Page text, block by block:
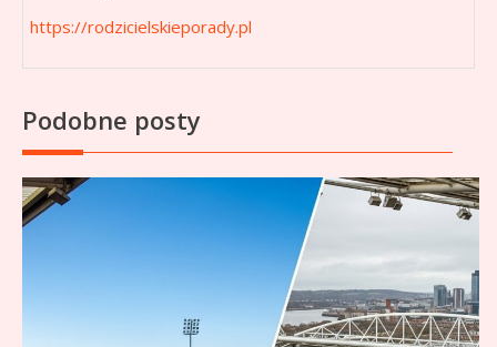
https://rodzicielskieporady.pl
Podobne posty